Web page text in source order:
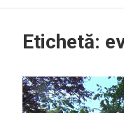
Etichetă: